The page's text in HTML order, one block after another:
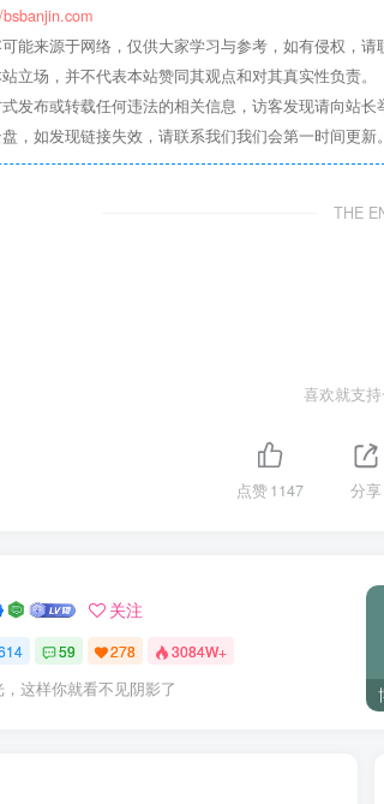
能来源于网络，仅供大家学习与参考，如有侵权，请
立场，并不代表本站赞同其观点和对其真实性负责。
发布或转载任何违法的相关信息，访客发现请向站长
，如发现链接失效，请联系我们我们会第一时间更新。
THE
喜欢就支
点赞1147 分享
关注
59 278 3084W+
这样你就看不见阴影了